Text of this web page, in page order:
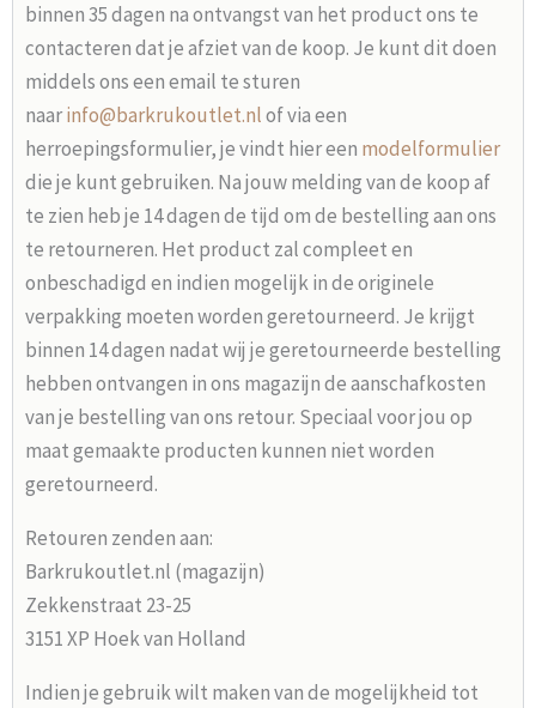
binnen 35 dagen na ontvangst van het product ons te
contacteren dat je afziet van de koop. Je kunt dit doen
middels ons een email te sturen
naarinfo@barkrukoutlet.nlof via een
herroepingsformulier, je vindt hier een modelformulier
die je kunt gebruiken. Na jouw melding van de koop af
te zien heb je 14 dagen de tijd om de bestelling aan ons
te retourneren. Het product zal compleet en
onbeschadigd en indien mogelijk in de originele
verpakking moeten worden geretourneerd. Je krijgt
binnen 14 dagen nadat wij je geretourneerde bestelling
hebben ontvangen in ons magazijn de aanschafkosten
van je bestelling van ons retour. Speciaal voor jou op
maat gemaakte producten kunnen niet worden
geretourneerd.
Retouren zenden aan:
Barkrukoutlet.nl (magazijn)
Zekkenstraat 23-25
3151 XP Hoek van Holland
Indien je gebruik wilt maken van de mogelijkheid tot